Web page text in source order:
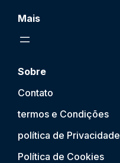
Mais
Sobre
Contato
termos e Condições
política de Privacidade
Política de Cookies